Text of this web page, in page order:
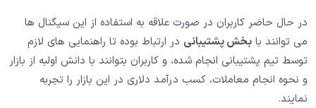
در حال حاضر کاربران در صورت علاقه به استفاده از این سیگنال ها
می توانند با بخش پشتیبانی در ارتباط بوده تا راهنمایی های لازم
توسط تیم پشتیبانی انجام شده، و کاربران بتوانند با دانش اولبه از بازار
و نحوه انجام معاملات، کسب درآمد دلاری در این بازار را تجربه
نمایند.